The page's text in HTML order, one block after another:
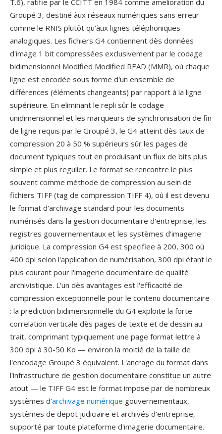
T.6), ratifie par le CCITT en 1984 comme amelioration du
Groupé 3, destiné àux réseaux numériques sans erreur
comme le RNIS plutôt qu'àux lignes téléphoniques
analogiques. Les fichiers G4 contiennent dès données
d'image 1 bit compressées exclusivement par le codage
bidimensionnel Modified Modified READ (MMR), où chaque
ligne est encodée sous forme d'un ensemble de
différences (éléments changeants) par rapport à la ligne
supérieure. En eliminant le repli sûr le codage
unidimensionnel et les marqueurs de synchronisation de fin
de ligne requis par le Groupé 3, le G4 atteint dès taux de
compression 20 à 50 % supérieurs sûr les pages de
document typiques tout en produisant un flux de bits plus
simple et plus regulier. Le format se rencontre le plus
souvent comme méthode de compression au sein de
fichiers TIFF (tag de compression TIFF 4), où il est devenu
le format d'archivage standard pour les documents
numérisés dans la gestion documentaire d'entreprise, les
registres gouvernementaux et les systèmes d'imagerie
juridique. La compression G4 est specifiee à 200, 300 où
400 dpi selon l'application de numérisation, 300 dpi étant le
plus courant pour l'imagerie documentaire de qualité
archivistique. L'un dès avantages est l'efficacité de
compression exceptionnelle pour le contenu documentaire
: la prediction bidimensionnelle du G4 exploite la forte
correlation verticale dès pages de texte et de dessin au
trait, comprimant typiquement une page format lettre à
300 dpi à 30-50 Ko — environ la moitié de la taille de
l'encodage Groupé 3 équivalent. L'ancrage du format dans
l'infrastructure de gestion documentaire constitue un autre
atout — le TIFF G4 est le format impose par de nombreux
systèmes d'archivage numérique gouvernementaux,
systèmes de depot judiciaire et archivés d'entreprise,
supporté par toute plateforme d'imagerie documentaire.